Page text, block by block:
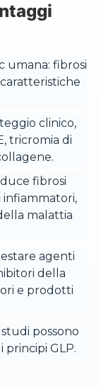
umana: fibrosi
clinico,
tricromia di
fibrosi
infiammatori,
malattia
agenti
della
e prodotti
studi possono
principi GLP.